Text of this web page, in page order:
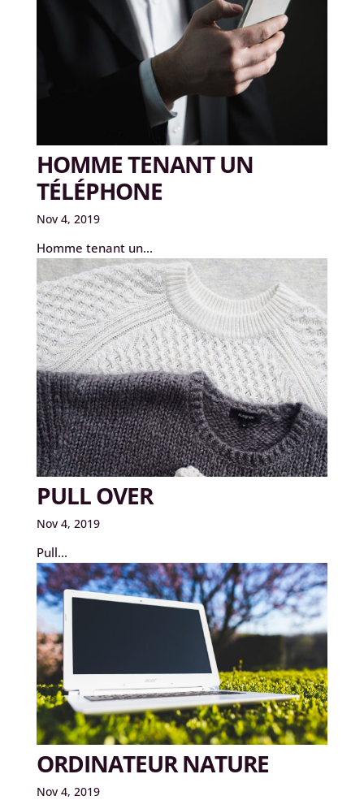
HOMME TENANT UN
TÉLÉPHONE
Nov 4, 2019
Homme tenant un...
PULL OVER
Nov 4, 2019
Pull...
ORDINATEUR NATURE
Nov 4, 2019